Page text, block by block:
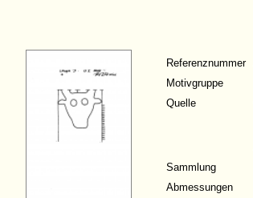
Referenznummer
Motivgruppe
Quelle
Sammlung
Abmessungen